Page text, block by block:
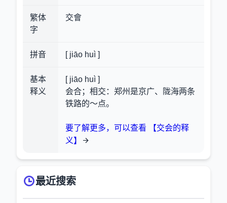
繁体
字
交會
拼音 [ jiāo huì ]
基本
释义
[ jiāo huì ]
会合；相交：郑州是京广、陇海两条
铁路的～点。
要了解更多，可以查看 【交会的释
义】
最近搜索